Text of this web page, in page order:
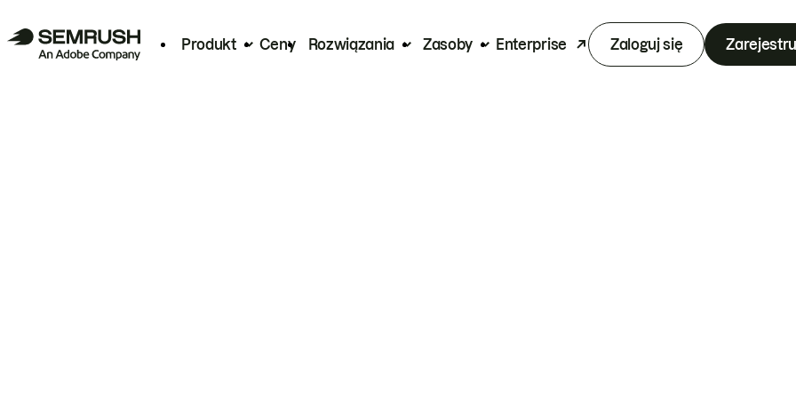
Produkt Ceny Rozwiązania Zasoby Enterprise Zaloguj się